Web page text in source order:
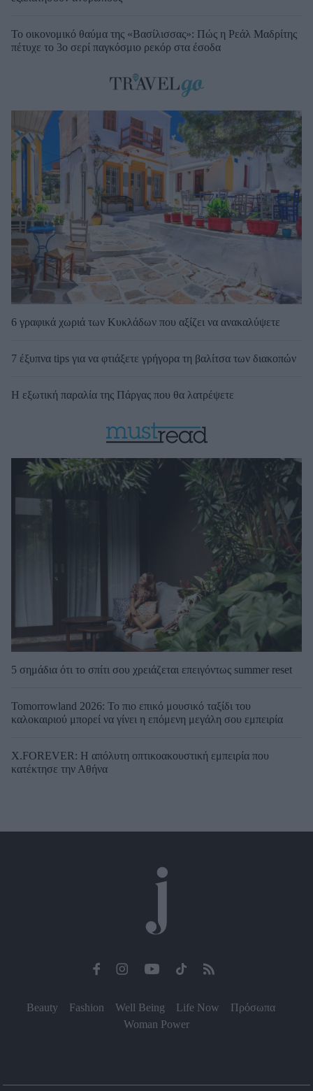
Το οικονομικό θαύμα της «Βασίλισσας»: Πώς η Ρεάλ Μαδρίτης
πέτυχε το 3ο σερί παγκόσμιο ρεκόρ στα έσοδα
6 γραφικά χωριά των Κυκλάδων που αξίζει να ανακαλύψετε
7 έξυπνα tips για να φτιάξετε γρήγορα τη βαλίτσα των διακοπών
Η εξωτική παραλία της Πάργας που θα λατρέψετε
5 σημάδια ότι το σπίτι σου χρειάζεται επειγόντως summer reset
Tomorrowland 2026: Το πιο επικό μουσικό ταξίδι του
καλοκαιριού μπορεί να γίνει η επόμενη μεγάλη σου εμπειρία
X.FOREVER: Η απόλυτη οπτικοακουστική εμπειρία που
κατέκτησε την Αθήνα
Beauty Fashion Well Being Life Now
Πρόσωπα
Woman Power